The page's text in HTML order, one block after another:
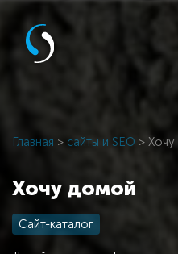
Главная > сайты и SEO >
Хочу домой
Сайт-каталог